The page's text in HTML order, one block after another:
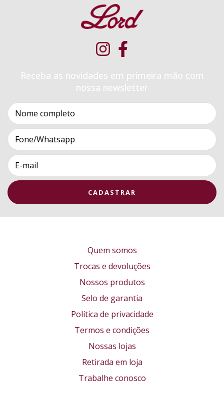
Receba as novidades em primeira mão com
nossa newsletter
Quem somos
Trocas e devoluções
Nossos produtos
Selo de garantia
Política de privacidade
Termos e condições
Nossas lojas
Retirada em loja
Trabalhe conosco